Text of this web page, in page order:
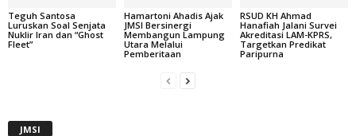
Teguh Santosa
Luruskan Soal Senjata
Nuklir Iran dan “Ghost
Fleet”
Hamartoni Ahadis Ajak
JMSI Bersinergi
Membangun Lampung
Utara Melalui
Pemberitaan
RSUD KH Ahmad
Hanafiah Jalani Survei
Akreditasi LAM-KPRS,
Targetkan Predikat
Paripurna
JMSI